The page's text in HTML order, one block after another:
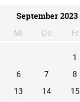
September 2023
enstagMi ttwochDo nnerstag
Fr
1
6 7 8
13 14 15